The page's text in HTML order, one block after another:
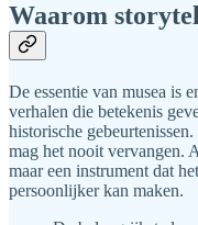
Waarom
De essentie van musea is
verhalen die betekenis
historische
mag het nooit vervangen.
maar een instrument dat
persoonlijker kan maken.